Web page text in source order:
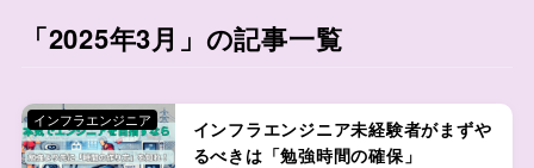
「2025年3月」の記事一覧
インフラエンジニア未経験者がまずや
るべきは「勉強時間の確保」
インフラエンジニア